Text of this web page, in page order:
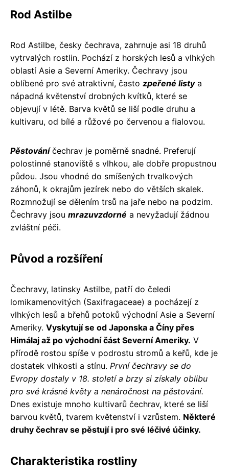
Rod Astilbe
Rod Astilbe, česky čechrava, zahrnuje asi 18 druhů
vytrvalých rostlin. Pochází z horských lesů a vlhkých
oblastí Asie a Severní Ameriky. Čechravy jsou
oblíbené pro své atraktivní, často zpeřené listya
nápadná květenství drobných kvítků, které se
objevují v létě. Barva květů se liší podle druhu a
kultivaru, od bílé a růžové po červenou a fialovou.
Pěstováníčechrav je poměrně snadné. Preferují
polostinné stanoviště s vlhkou, ale dobře propustnou
půdou. Jsou vhodné do smíšených trvalkových
záhonů, k okrajům jezírek nebo do větších skalek.
Rozmnožují se dělením trsů na jaře nebo na podzim.
Čechravy jsou mrazuvzdorné a nevyžadují žádnou
zvláštní péči.
Původ a rozšíření
Čechravy, latinsky Astilbe, patří do čeledi
lomikamenovitých (Saxifragaceae) a pocházejí z
vlhkých lesů a břehů potoků východní Asie a Severní
Ameriky. Vyskytují se od Japonska a Číny přes
Himálaj až po východní část Severní Ameriky. V
přírodě rostou spíše v podrostu stromů a keřů, kde je
dostatek vlhkosti a stínu. První čechravy se do
Evropy dostaly v 18. století a brzy si získaly oblibu
pro své krásné květy a nenáročnost na pěstování.
Dnes existuje mnoho kultivarů čechrav, které se liší
barvou květů, tvarem květenství i vzrůstem. Některé
druhy čechrav se pěstují i pro své léčivé účinky.
Charakteristika rostliny